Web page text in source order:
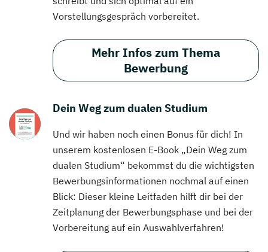
Vorstellungsgespräch vorbereitet.
Mehr Infos zum Thema
Bewerbung
Dein Weg zum dualen Studium
Und wir haben noch einen Bonus für dich! In
unserem kostenlosen E-Book „Dein Weg zum
dualen Studium“ bekommst du die wichtigsten
Bewerbungsinformationen nochmal auf einen
Blick: Dieser kleine Leitfaden hilft dir bei der
Zeitplanung der Bewerbungsphase und bei der
Vorbereitung auf ein Auswahlverfahren!